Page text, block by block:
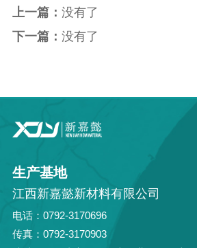
上一篇： 没有了
下一篇： 没有了
生产基地
江西新嘉懿新材料有限公司
电话：0792-3170696
传真：0792-3170903